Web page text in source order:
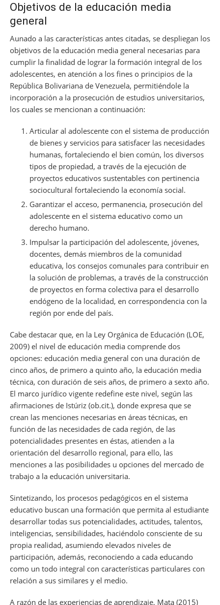
Objetivos de la educación media
general
Aunado a las características antes citadas, se despliegan los
objetivos de la educación media general necesarias para
cumplir la finalidad de lograr la formación integral de los
adolescentes, en atención a los fines o principios de la
República Bolivariana de Venezuela, permitiéndole la
incorporación a la prosecución de estudios universitarios,
los cuales se mencionan a continuación:
Articular al adolescente con el sistema de producción
de bienes y servicios para satisfacer las necesidades
humanas, fortaleciendo el bien común, los diversos
tipos de propiedad, a través de la ejecución de
proyectos educativos sustentables con pertinencia
sociocultural fortaleciendo la economía social.
Garantizar el acceso, permanencia, prosecución del
adolescente en el sistema educativo como un
derecho humano.
Impulsar la participación del adolescente, jóvenes,
docentes, demás miembros de la comunidad
educativa, los consejos comunales para contribuir en
la solución de problemas, a través de la construcción
de proyectos en forma colectiva para el desarrollo
endógeno de la localidad, en correspondencia con la
región por ende del país.
Cabe destacar que, en la Ley Orgánica de Educación (LOE,
2009) el nivel de educación media comprende dos
opciones: educación media general con una duración de
cinco años, de primero a quinto año, la educación media
técnica, con duración de seis años, de primero a sexto año.
El marco jurídico vigente redefine este nivel, según las
afirmaciones de Istúriz (ob.cit.), donde expresa que se
crean las menciones necesarias en áreas técnicas, en
función de las necesidades de cada región, de las
potencialidades presentes en éstas, atienden a la
orientación del desarrollo regional, para ello, las
menciones a las posibilidades u opciones del mercado de
trabajo a la educación universitaria.
Sintetizando, los procesos pedagógicos en el sistema
educativo buscan una formación que permita al estudiante
desarrollar todas sus potencialidades, actitudes, talentos,
inteligencias, sensibilidades, haciéndolo consciente de su
propia realidad, asumiendo elevados niveles de
participación, además, reconociendo a cada educando
como un todo integral con características particulares con
relación a sus similares y el medio.
A razón de las experiencias de aprendizaje, Mata (2015)